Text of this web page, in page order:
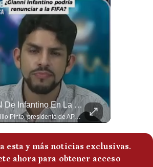
¿El FIN De Infantino En La FIFA? El Grave Pronóstico Sobre Su Renuncia | #EnClaveEconómica
Luis Carrillo Pinto, presidente de APEMD pronostica meses muy difíciles para Infantino y sostiene que una mayor presión de la UEFA, junto con nuevas investigaciones periodísticas, podría llevarlo a dimitir. También menciona renuncias internas y acusaciones de que el proyecto fue impulsado por una sola persona. #GianniInfantino #FIFA #UEFA #LuisCarrilloPinto #APEMD #Futbol #NoticiasDeportivas #Mundial #Shorts 👉 Suscríbete y activa la campana para no perderte nuestro análisis diario. 🌎 Síguenos en nuestras redes sociales: 📌 Web oficial: https://gestion.pe/mundo/ 📌 LinkedIn: http://bit.ly/3HYIET0 📌 X (Twitter): http://bit.ly/4noZtX9 📌 TikTok: http://bit.ly/4evB6TO